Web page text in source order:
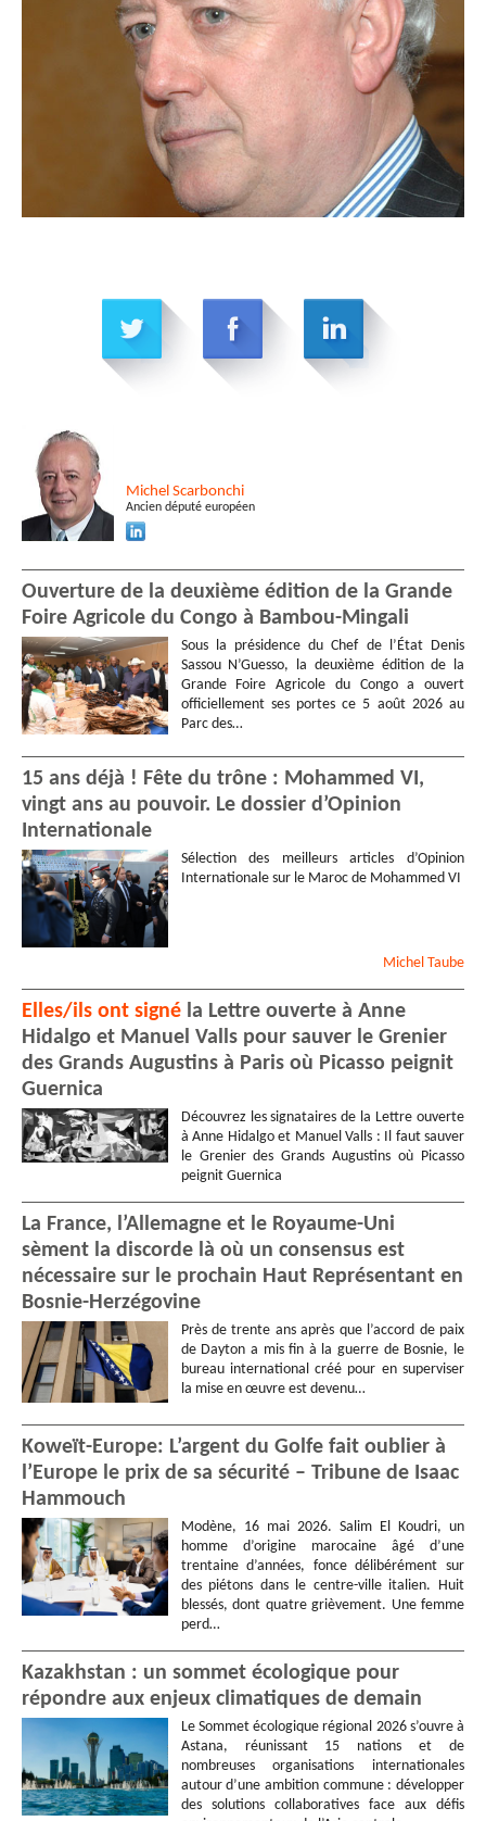
Michel Scarbonchi
Ancien député européen
Ouverture de la deuxième édition de la Grande
Foire Agricole du Congo à Bambou-Mingali
Sous la présidence du Chef de l’État Denis
Sassou N’Guesso, la deuxième édition de la
Grande Foire Agricole du Congo a ouvert
officiellement ses portes ce 5 août 2026 au
Parc des…
15 ans déjà ! Fête du trône : Mohammed VI,
vingt ans au pouvoir. Le dossier d’Opinion
Internationale
Sélection des meilleurs articles d’Opinion
Internationale sur le Maroc de Mohammed VI
Michel Taube
Elles/ils ont signé la Lettre ouverte à Anne
Hidalgo et Manuel Valls pour sauver le Grenier
des Grands Augustins à Paris où Picasso peignit
Guernica
Découvrez les signataires de la Lettre ouverte
à Anne Hidalgo et Manuel Valls : Il faut sauver
le Grenier des Grands Augustins où Picasso
peignit Guernica
La France, l’Allemagne et le Royaume-Uni
sèment la discorde là où un consensus est
nécessaire sur le prochain Haut Représentant en
Bosnie-Herzégovine
Près de trente ans après que l’accord de paix
de Dayton a mis fin à la guerre de Bosnie, le
bureau international créé pour en superviser
la mise en œuvre est devenu…
Koweït-Europe: L’argent du Golfe fait oublier à
l’Europe le prix de sa sécurité – Tribune de Isaac
Hammouch
Modène, 16 mai 2026. Salim El Koudri, un
homme d’origine marocaine âgé d’une
trentaine d’années, fonce délibérément sur
des piétons dans le centre-ville italien. Huit
blessés, dont quatre grièvement. Une femme
perd…
Kazakhstan : un sommet écologique pour
répondre aux enjeux climatiques de demain
Le Sommet écologique régional 2026 s’ouvre à
Astana, réunissant 15 nations et de
nombreuses organisations internationales
autour d’une ambition commune : développer
des solutions collaboratives face aux défis